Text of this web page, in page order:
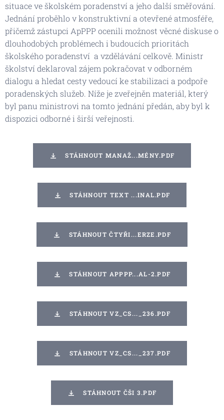
situace ve školském poradenství a jeho další směřování.
Jednání proběhlo v konstruktivní a otevřené atmosféře,
přičemž zástupci ApPPP ocenili možnost věcné diskuse o
dlouhodobých problémech i budoucích prioritách
školského poradenství a vzdělávání celkově. Ministr
školství deklaroval zájem pokračovat v odborném
dialogu a hledat cesty vedoucí ke stabilizaci a podpoře
poradenských služeb. Níže je zveřejněn materiál, který
byl panu ministrovi na tomto jednání předán, aby byl k
dispozici odborné i širší veřejnosti.
STÁHNOUT MANAŽ...MÉNY.PDF
STÁHNOUT TEXT ...INAL.PDF
STÁHNOUT ČTYŘI...ERZE.PDF
STÁHNOUT APPPP...AL-2.PDF
STÁHNOUT VZ_CS..._236.PDF
STÁHNOUT VZ_CS..._237.PDF
STÁHNOUT ČŠI 3.PDF